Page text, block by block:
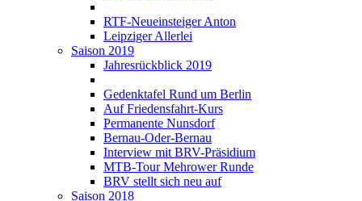
RTF-Neueinsteiger Anton
Leipziger Allerlei
Saison 2019
Jahresrückblick 2019
Gedenktafel Rund um Berlin
Auf Friedensfahrt-Kurs
Permanente Nunsdorf
Bernau-Oder-Bernau
Interview mit BRV-Präsidium
MTB-Tour Mehrower Runde
BRV stellt sich neu auf
Saison 2018